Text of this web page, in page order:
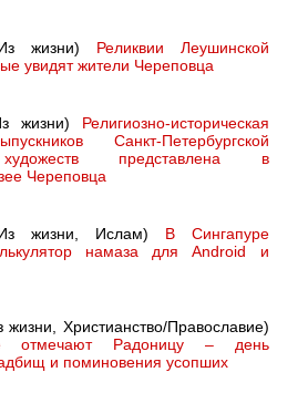
жизни) Реликвии Леушинской
увидят жители Череповца
жизни) Религиозно-историческая
Санкт-Петербургской
представлена в
Череповца
жизни, Ислам) В Сингапуре
намаза для Android и
жизни, Христианство/Православие)
отмечают Радоницу – день
и поминовения усопших